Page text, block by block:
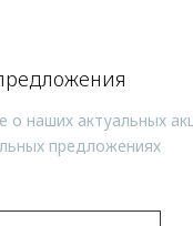
о наших актуальных
предложениях